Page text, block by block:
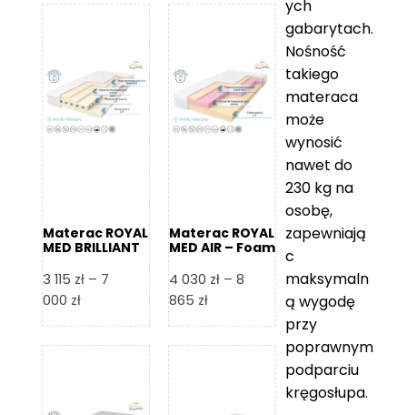
4
570 zł
3
749 zł
Materac ROYAL
MED BRILLIANT
3 115 zł – 7
000 złZakres
od
Materac ROYAL
MED AIR – Foam
4 030 zł – 8
865 złZakres
od
ych
gabarytach.
Nośność
takiego
materaca
może
wynosić
nawet do
230 kg na
osobę,
zapewniają
c
maksymaln
ą wygodę
przy
poprawnym
podparciu
kręgosłupa.